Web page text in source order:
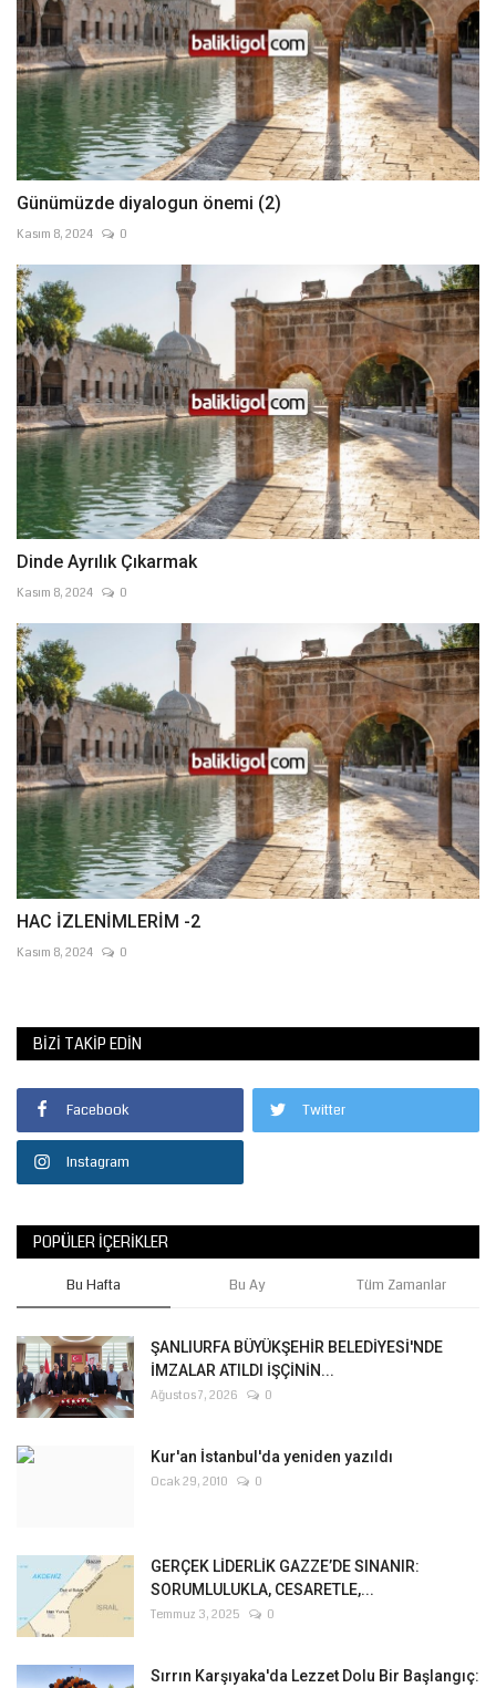
Günümüzde diyalogun önemi (2)
Kasım 8, 2024 0
Dinde Ayrılık Çıkarmak
Kasım 8, 2024 0
HAC İZLENİMLERİM -2
Kasım 8, 2024 0
BIZI TAKIP EDIN
Facebook Twitter
Instagram
POPÜLER İÇERIKLER
Bu Hafta Bu Ay Tüm Zamanlar
ŞANLIURFA BÜYÜKŞEHİR BELEDİYESİ'NDE
İMZALAR ATILDI İŞÇİNİN...
Ağustos 7, 2026 0
Kur'an İstanbul'da yeniden yazıldı
Ocak 29, 2010 0
GERÇEK LİDERLİK GAZZE’DE SINANIR:
SORUMLULUKLA, CESARETLE,...
Temmuz 3, 2025 0
Sırrın Karşıyaka'da Lezzet Dolu Bir Başlangıç: